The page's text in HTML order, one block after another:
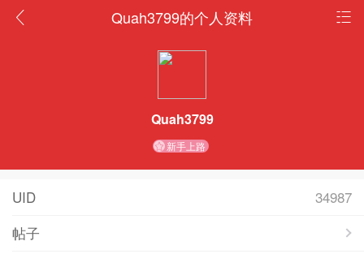
Quah3799的个人资料
Quah3799
新手上路
UID
34987
帖子